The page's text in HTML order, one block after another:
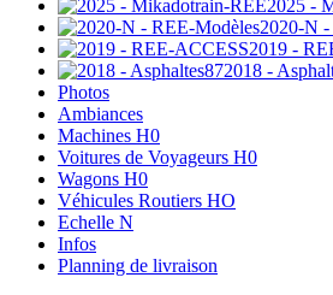
2025 -
2020-N
2019 -
2018 -
Photos
Ambiances
Machines H0
Voitures de Voyageurs H0
Wagons H0
Véhicules Routiers HO
Echelle N
Infos
Planning de livraison